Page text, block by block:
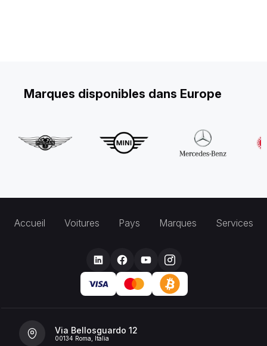
Marques disponibles dans Europe
Accueil Voitures Pays Marques Services
Via Bellosguardo 12
00134 Roma, Italia